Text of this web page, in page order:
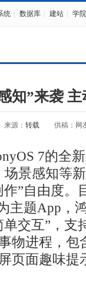
统 数据库 建站 学院
知”来袭
来源： 转载 供稿：网
7的全
景感知等
”自由度。
主题App，
交互”，支
物进程，包
页面趣味提